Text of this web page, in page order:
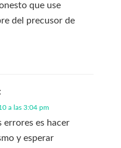
que use
del precusor de
a las 3:04 pm
errores es hacer
y esperar